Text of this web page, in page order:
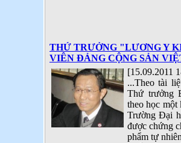
THỨ TRƯỞNG "LƯƠNG Y
VIÊN ĐẢNG CỘNG SẢN
[15.09.2011
...Theo tài
Thứ trưởng
theo học một
Trường Đại
được chứng
phẩm tự